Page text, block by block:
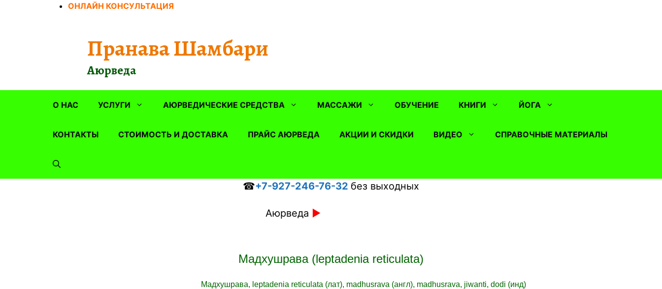
ОНЛАЙН КОНСУЛЬТАЦИЯ
Пранава Шамбари
Аюрведа
О НАС УСЛУГИ АЮРВЕДИЧЕСКИЕ СРЕДСТВА МАССАЖИ ОБУЧЕНИЕ КНИГИ ЙОГА
КОНТАКТЫ СТОИМОСТЬ И ДОСТАВКА ПРАЙС АЮРВЕДА АКЦИИ И СКИДКИ ВИДЕО СПРАВОЧНЫЕ МАТЕРИАЛЫ
☎+7-927-246-76-32 без выходных
Аюрведа ►
Мадхушрава (leptadenia reticulata)
Мадхушрава, leptadenia reticulata (лат), madhusrava (англ), madhusrava, jiwanti, dodi (инд)